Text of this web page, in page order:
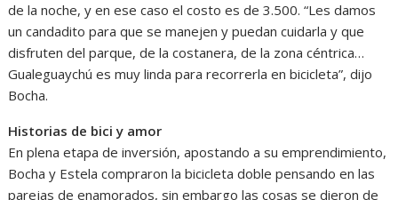
de la noche, y en ese caso el costo es de 3.500. “Les damos
un candadito para que se manejen y puedan cuidarla y que
disfruten del parque, de la costanera, de la zona céntrica…
Gualeguaychú es muy linda para recorrerla en bicicleta”, dijo
Bocha.
Historias de bici y amor
En plena etapa de inversión, apostando a su emprendimiento,
Bocha y Estela compraron la bicicleta doble pensando en las
parejas de enamorados, sin embargo las cosas se dieron de